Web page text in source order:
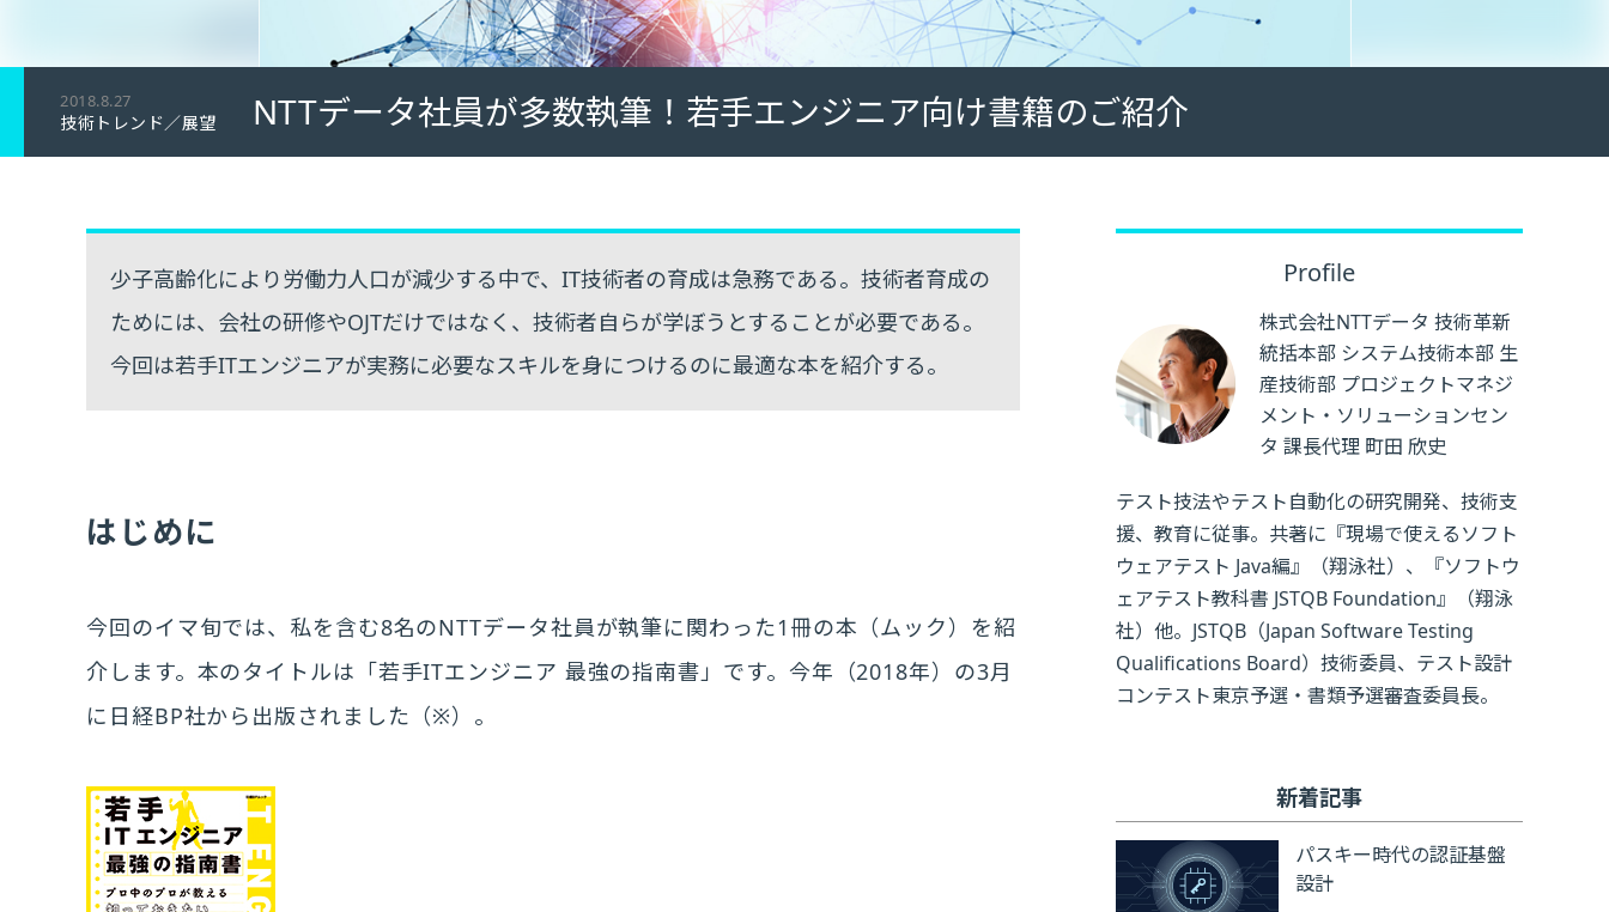
2018.8.27
技術トレンド／展望 NTTデータ社員が多数執筆！若手エンジニア向け書籍のご紹介
少子高齢化により労働力人口が減少する中で、IT技術者の育成は急務である。技術者育成の
ためには、会社の研修やOJTだけではなく、技術者自らが学ぼうとすることが必要である。
今回は若手ITエンジニアが実務に必要なスキルを身につけるのに最適な本を紹介する。
はじめに
今回のイマ旬では、私を含む8名のNTTデータ社員が執筆に関わった1冊の本（ムック）を紹
介します。本のタイトルは「若手ITエンジニア 最強の指南書」です。今年（2018年）の3月
に日経BP社から出版されました（※）。
Profile
株式会社NTTデータ 技術革新
統括本部 システム技術本部 生
産技術部 プロジェクトマネジ
メント・ソリューションセン
タ 課長代理 町田 欣史
テスト技法やテスト自動化の研究開発、技術支
援、教育に従事。共著に『現場で使えるソフト
ウェアテスト Java編』（翔泳社）、『ソフトウ
ェアテスト教科書 JSTQB Foundation』（翔泳
社）他。JSTQB（Japan Software Testing
Qualifications Board）技術委員、テスト設計
コンテスト東京予選・書類予選審査委員長。
新着記事
パスキー時代の認証基盤
設計